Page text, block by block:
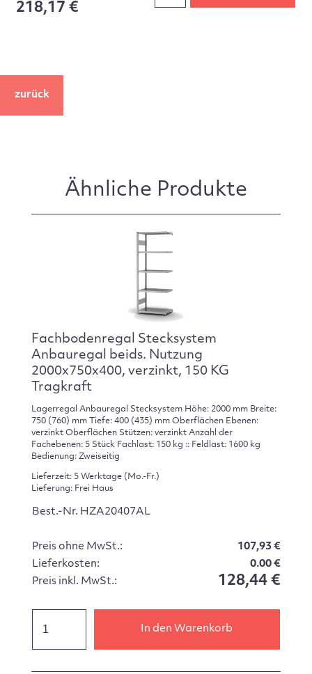
218,17 €
zurück
Ähnliche Produkte
Fachbodenregal Stecksystem
Anbauregal beids. Nutzung
2000x750x400, verzinkt, 150 KG
Tragkraft
Lagerregal Anbauregal Stecksystem Höhe: 2000 mm Breite:
750 (760) mm Tiefe: 400 (435) mm Oberflächen Ebenen:
verzinkt Oberflächen Stützen: verzinkt Anzahl der
Fachebenen: 5 Stück Fachlast: 150 kg :: Feldlast: 1600 kg
Bedienung: Zweiseitig
Lieferzeit: 5 Werktage (Mo.-Fr.)
Lieferung: Frei Haus
Best.-Nr. HZA20407AL
Preis ohne MwSt.:
107,93 €
Lieferkosten:
0.00 €
Preis inkl. MwSt.:
128,44 €
In den Warenkorb